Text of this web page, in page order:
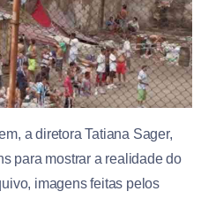
a diretora Tatiana Sager,
para mostrar a realidade do
imagens feitas pelos